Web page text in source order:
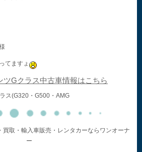
てますょ
ツGクラス中古車情報はこちら
ス(G320・G500・AMG
取・輸入車販売・レンタカーならワンオーナ
ー